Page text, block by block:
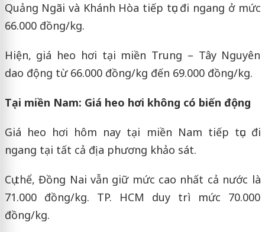
Quảng Ngãi và Khánh Hòa tiếp tục đi ngang ở mức
66.000 đồng/kg.
Hiện, giá heo hơi tại miền Trung – Tây Nguyên
dao động từ 66.000 đồng/kg đến 69.000 đồng/kg.
Tại miền Nam: Giá heo hơi không có biến động
Giá heo hơi hôm nay tại miền Nam tiếp tục đi
ngang tại tất cả địa phương khảo sát.
Cụ thể, Đồng Nai vẫn giữ mức cao nhất cả nước là
71.000 đồng/kg. TP. HCM duy trì mức 70.000
đồng/kg.